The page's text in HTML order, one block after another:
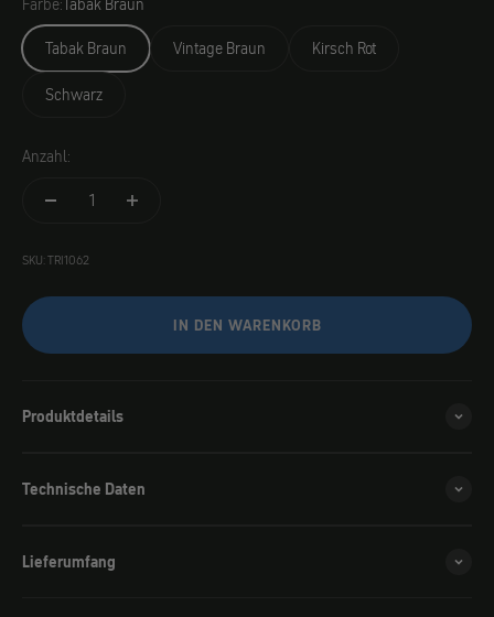
Farbe:Tabak Braun
Tabak Braun
Vintage Braun Kirsch Rot
Schwarz
Anzahl:
SKU: TRI1062
IN DEN WARENKORB
Produktdetails
Technische Daten
Lieferumfang